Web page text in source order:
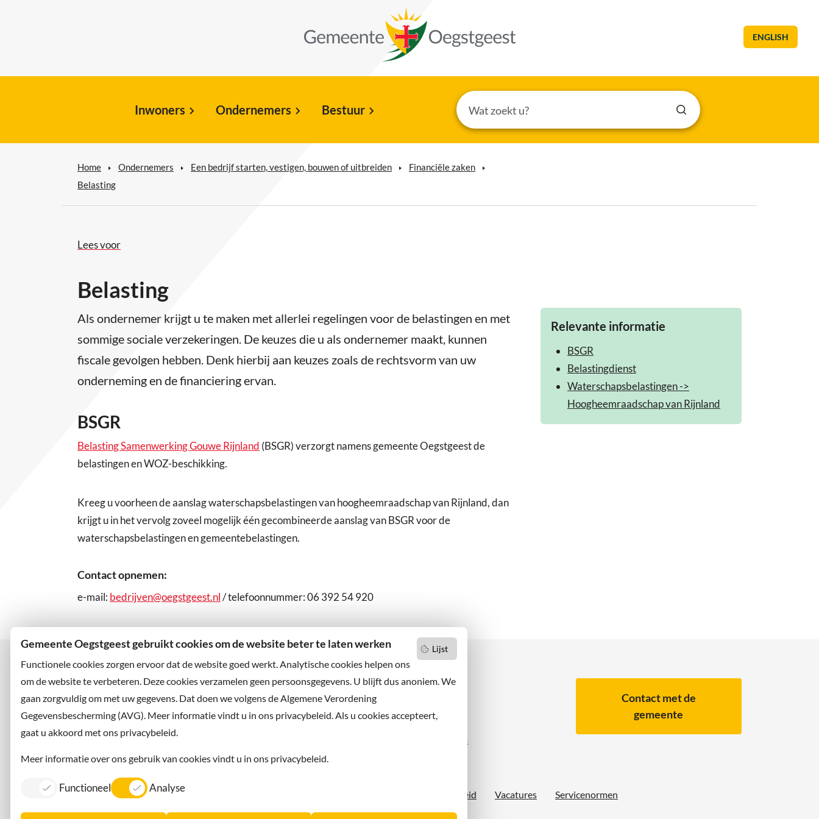
Lijst
Gemeente Oegstgeest gebruikt cookies om de website beter te laten werken
Functionele cookies zorgen ervoor dat de website goed werkt. Analytische cookies helpen ons
om de website te verbeteren. Deze cookies verzamelen geen persoonsgegevens. U blijft dus anoniem. We
gaan zorgvuldig om met uw gegevens. Dat doen we volgens de Algemene Verordening
Gegevensbescherming (AVG). Meer informatie vindt u in ons privacybeleid. Als u cookies accepteert,
gaat u akkoord met ons privacybeleid.
Meer informatie over ons gebruik van cookies vindt u in ons privacybeleid.
Functioneel Analyse
ENGLISH
Inwoners Ondernemers Bestuur
Home Ondernemers Een bedrijf starten, vestigen, bouwen of uitbreiden
Financiële zaken
Belasting
Lees voor
Belasting
Relevante informatie
BSGR
Belastingdienst
Waterschapsbelastingen ->
Hoogheemraadschap van Rijnland
Als ondernemer krijgt u te maken met allerlei regelingen voor de belastingen en met
sommige sociale verzekeringen. De keuzes die u als ondernemer maakt, kunnen
fiscale gevolgen hebben. Denk hierbij aan keuzes zoals de rechtsvorm van uw
onderneming en de financiering ervan.
BSGR
Belasting Samenwerking Gouwe Rijnland (BSGR) verzorgt namens gemeente Oegstgeest de
belastingen en WOZ-beschikking.
Kreeg u voorheen de aanslag waterschapsbelastingen van hoogheemraadschap van Rijnland, dan
krijgt u in het vervolg zoveel mogelijk één gecombineerde aanslag van BSGR voor de
waterschapsbelastingen en gemeentebelastingen.
Contact opnemen:
e-mail:bedrijven@oegstgeest.nl/ telefoonnummer: 06 392 54 920
Bezoekadres
Rhijngeesterstraatweg 13
2342 AN Oegstgeest
Wilt u niets missen?
Abonneer u op onze nieuwsbrief
X
Instagram
Contact met de
gemeente
Contact Information in English Toegankelijkheid Vacatures
Servicenormen
Dorpsmarketing Oegstgeest